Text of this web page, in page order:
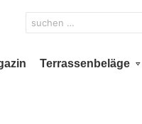
Search
for:
Terrassenbeläge